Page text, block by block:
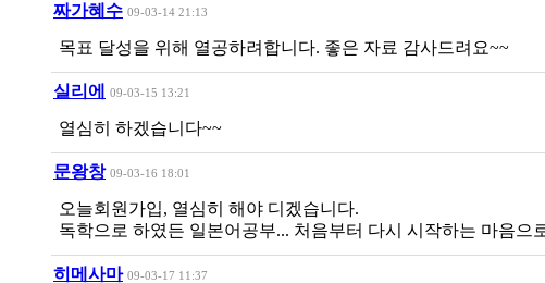
짜가혜수 09-03-14 21:13
목표 달성을 위해 열공하려합니다. 좋은 자료 감사드려요~~
실리에 09-03-15 13:21
열심히 하겠습니다~~
문왕창 09-03-16 18:01
오늘회원가입, 열심히 해야 디겠습니다.
독학으로 하였든 일본어공부... 처음부터 다시 시작하는 마음으
히메사마 09-03-17 11:37